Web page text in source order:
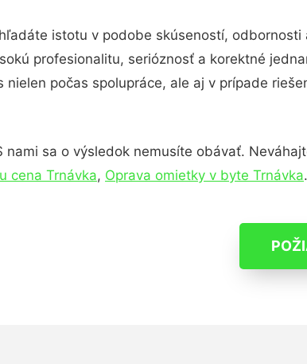
istotu v podobe skúseností,
profesionalitu, serióznosť a korektné
nielen počas spolupráce, ale aj v prípade
nami sa o výsledok nemusíte obávať.
cena Trnávka, Oprava omietky v byte Trnávka.